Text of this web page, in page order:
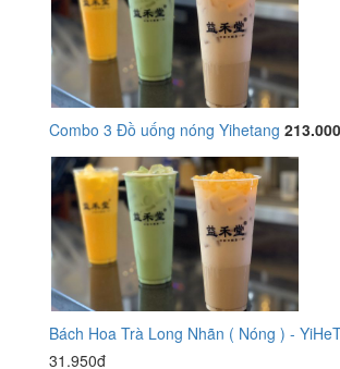
Combo 3 Đồ uống nóng Yihetang
Bách Hoa Trà Long Nhãn ( Nóng ) -
31.950đ